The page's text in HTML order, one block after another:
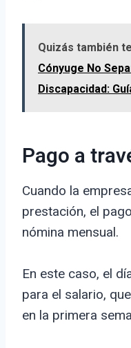
Quizás también
Cónyuge No
Discapacidad:
Pago a
Cuando la
prestación, el
nómina mensual.
En este caso, el
para el salario,
en la primera